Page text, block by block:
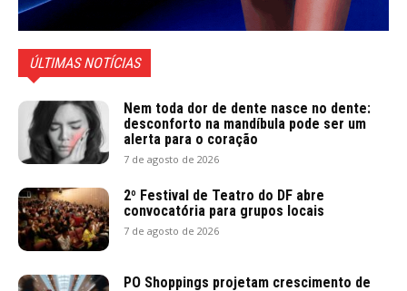
ÚLTIMAS NOTÍCIAS
Nem toda dor de dente nasce no dente:
desconforto na mandíbula pode ser um
alerta para o coração
7 de agosto de 2026
2º Festival de Teatro do DF abre
convocatória para grupos locais
7 de agosto de 2026
PO Shoppings projetam crescimento de